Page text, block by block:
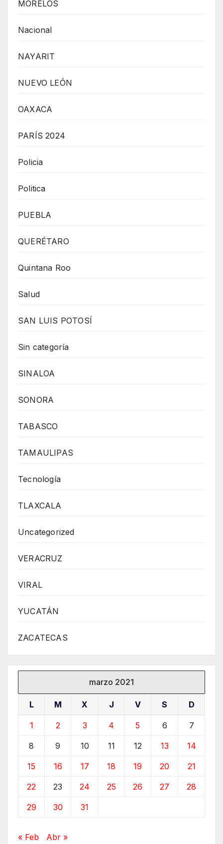
MORELOS
Nacional
NAYARIT
NUEVO LEÓN
OAXACA
PARÍS 2024
Policia
Politica
PUEBLA
QUERÉTARO
Quintana Roo
Salud
SAN LUIS POTOSÍ
Sin categoría
SINALOA
SONORA
TABASCO
TAMAULIPAS
Tecnología
TLAXCALA
Uncategorized
VERACRUZ
VIRAL
YUCATÁN
ZACATECAS
marzo 2021
L M X J V S D
1 2 3 4 5 6 7
8 9 10 11 12 13 14
15 16 17 18 19 20 21
22 23 24 25 26 27 28
29 30 31
« Feb Abr »